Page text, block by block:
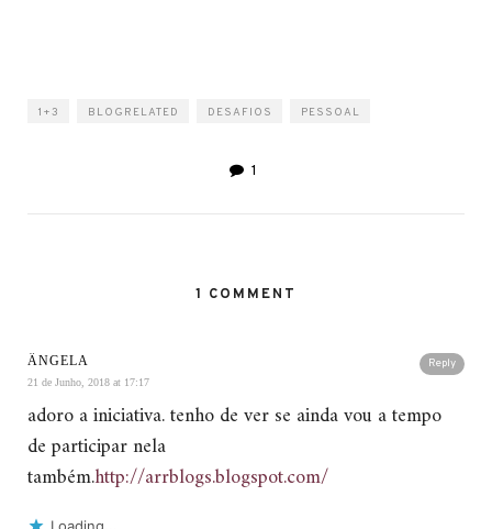
1+3 BLOGRELATED DESAFIOS PESSOAL
1
1 COMMENT
Reply
ÂNGELA
21 de Junho, 2018 at 17:17
adoro a iniciativa. tenho de ver se ainda vou a tempo
de participar nela
também.http://arrblogs.blogspot.com/
Loading...